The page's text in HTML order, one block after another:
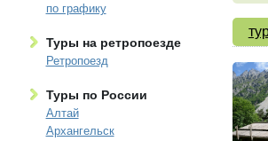
по графику
Туры на ретропоезде
Ретропоезд
Туры по России
Алтай
Архангельск